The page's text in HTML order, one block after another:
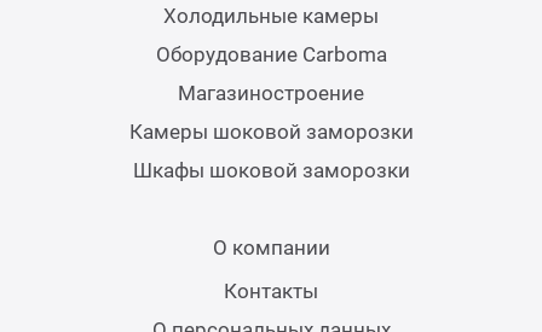
Холодильные камеры
Оборудование Carboma
Магазиностроение
Камеры шоковой заморозки
Шкафы шоковой заморозки
О компании
Контакты